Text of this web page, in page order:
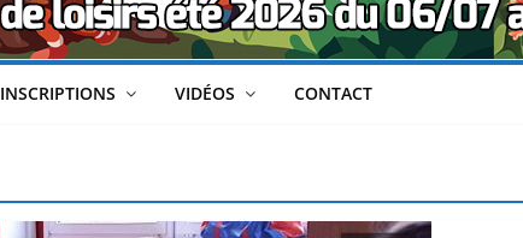
INSCRIPTIONS VIDÉOS CONTACT